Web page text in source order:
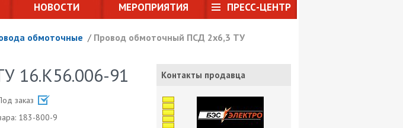
НОВОСТИ МЕРОПРИЯТИЯ ПРЕСС-ЦЕНТР
обмоточные / Провод обмоточный ПСД 2х6,3 ТУ
16.К56.006-91
заказ
183-800-9
Контакты продавца